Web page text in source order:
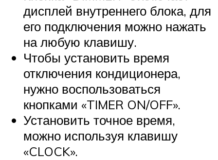
дисплей внутреннего блока, для
его подключения можно нажать
на любую клавишу.
Чтобы установить время
отключения кондиционера,
нужно воспользоваться
кнопками «TIMER ON/OFF».
Установить точное время,
можно используя клавишу
«CLOCK».